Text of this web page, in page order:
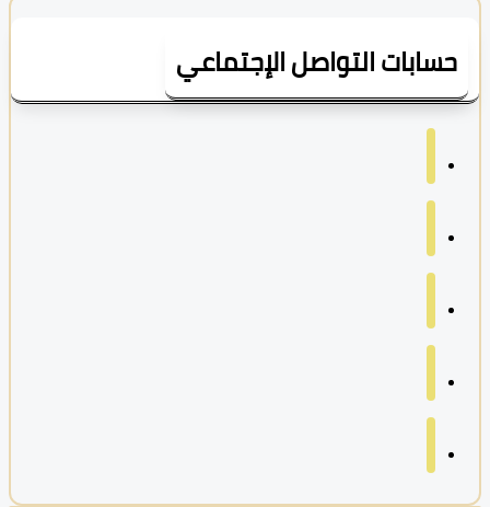
التواصل الإجتماعي